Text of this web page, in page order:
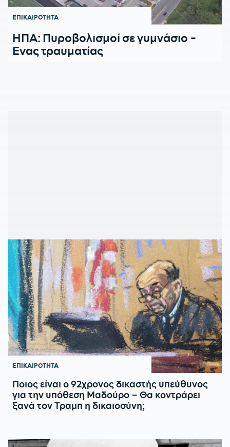
ΕΠΙΚΑΙΡΟΤΗΤΑ
ΗΠΑ: Πυροβολισμοί σε γυμνάσιο -
Ενας τραυματίας
ΕΠΙΚΑΙΡΟΤΗΤΑ
Ποιος είναι ο 92χρονος δικαστής υπεύθυνος
για την υπόθεση Μαδούρο – Θα κοντράρει
ξανά τον Τραμπ η δικαιοσύνη;